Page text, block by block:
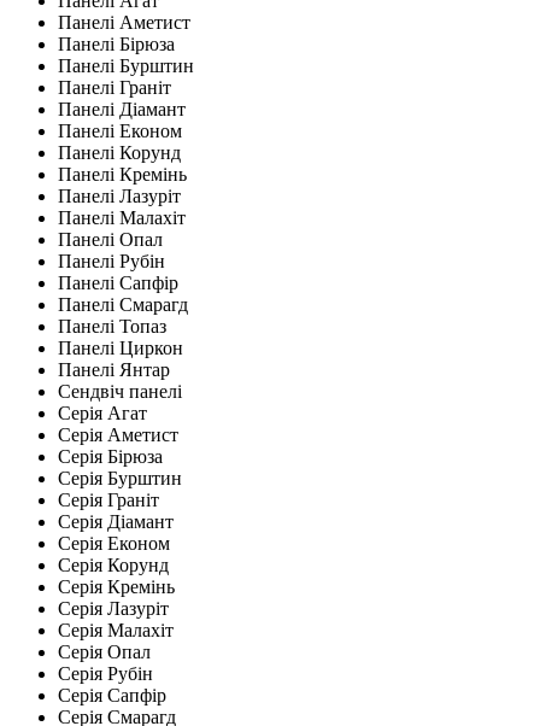
Панелі Аметист
Панелі Бірюза
Панелі Бурштин
Панелі Граніт
Панелі Діамант
Панелі Економ
Панелі Корунд
Панелі Кремінь
Панелі Лазуріт
Панелі Малахіт
Панелі Опал
Панелі Рубін
Панелі Сапфір
Панелі Смарагд
Панелі Топаз
Панелі Циркон
Панелі Янтар
Сендвіч панелі
Серія Агат
Серія Аметист
Серія Бірюза
Серія Бурштин
Серія Граніт
Серія Діамант
Серія Економ
Серія Корунд
Серія Кремінь
Серія Лазуріт
Серія Малахіт
Серія Опал
Серія Рубін
Серія Сапфір
Серія Смарагд